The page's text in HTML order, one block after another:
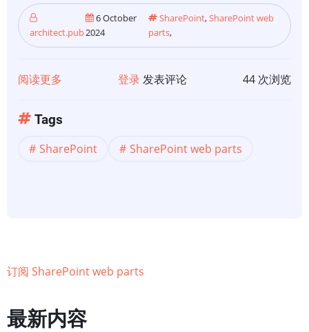
architect.pub
6 October
2024
SharePoint,SharePoint web
parts,
阅读更多
客
概
登录发表评论 44 次浏览
Tags
SharePoint SharePoint web parts
订阅 SharePoint web parts
最新内容